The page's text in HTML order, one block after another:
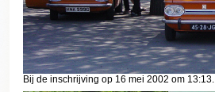
Bij de inschrijving op 16 mei 2002 om 13:13.